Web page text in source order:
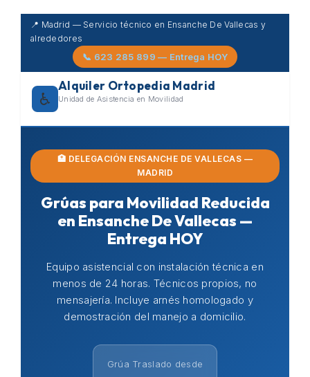
Skip
📍 Madrid — Servicio técnico en Ensanche De Vallecas y
alrededores
📞 623 285 899 — Entrega HOY
♿
Alquiler Ortopedia Madrid
Unidad de Asistencia en Movilidad
🏥 DELEGACIÓN ENSANCHE DE VALLECAS —
MADRID
Grúas para Movilidad Reducida
en Ensanche De Vallecas —
Entrega HOY
Equipo asistencial con instalación técnica en
menos de 24 horas. Técnicos propios, no
mensajería. Incluye arnés homologado y
demostración del manejo a domicilio.
Grúa Traslado desde